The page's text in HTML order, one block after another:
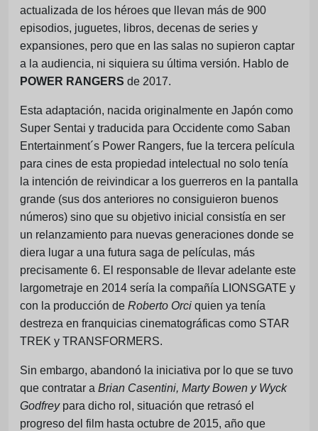
actualizada de los héroes que llevan más de 900
episodios, juguetes, libros, decenas de series y
expansiones, pero que en las salas no supieron captar
a la audiencia, ni siquiera su última versión. Hablo de
POWER RANGERS de 2017.
Esta adaptación, nacida originalmente en Japón como
Super Sentai y traducida para Occidente como Saban
Entertainment´s Power Rangers, fue la tercera película
para cines de esta propiedad intelectual no solo tenía
la intención de reivindicar a los guerreros en la pantalla
grande (sus dos anteriores no consiguieron buenos
números) sino que su objetivo inicial consistía en ser
un relanzamiento para nuevas generaciones donde se
diera lugar a una futura saga de películas, más
precisamente 6. El responsable de llevar adelante este
largometraje en 2014 sería la compañía LIONSGATE y
con la producción de Roberto Orci quien ya tenía
destreza en franquicias cinematográficas como STAR
TREK y TRANSFORMERS.
Sin embargo, abandonó la iniciativa por lo que se tuvo
que contratar a Brian Casentini, Marty Bowen y Wyck
Godfreypara dicho rol, situación que retrasó el
progreso del film hasta octubre de 2015, año que